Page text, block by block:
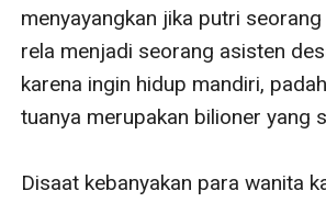
menyayangkan jika putri
rela menjadi seorang asisten
karena ingin hidup mandiri,
tuanya merupakan bilioner yang
Disaat kebanyakan para wanita